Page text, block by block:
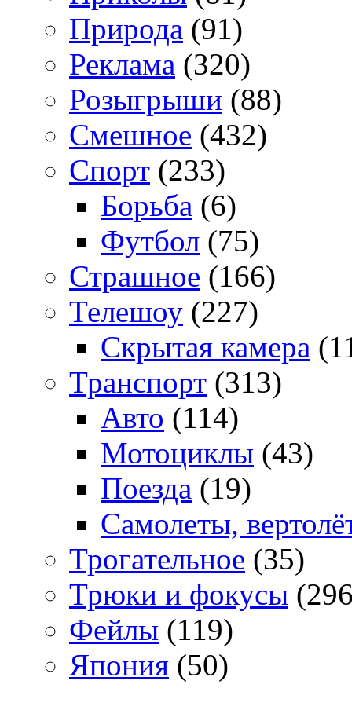
Природа (91)
Реклама (320)
Розыгрыши (88)
Смешное (432)
Спорт (233)
Борьба (6)
Футбол (75)
Страшное (166)
Телешоу (227)
Скрытая камера
Транспорт (313)
Авто (114)
Мотоциклы (43)
Поезда (19)
Самолеты,
Трогательное (35)
Трюки и фокусы
Фейлы (119)
Япония (50)